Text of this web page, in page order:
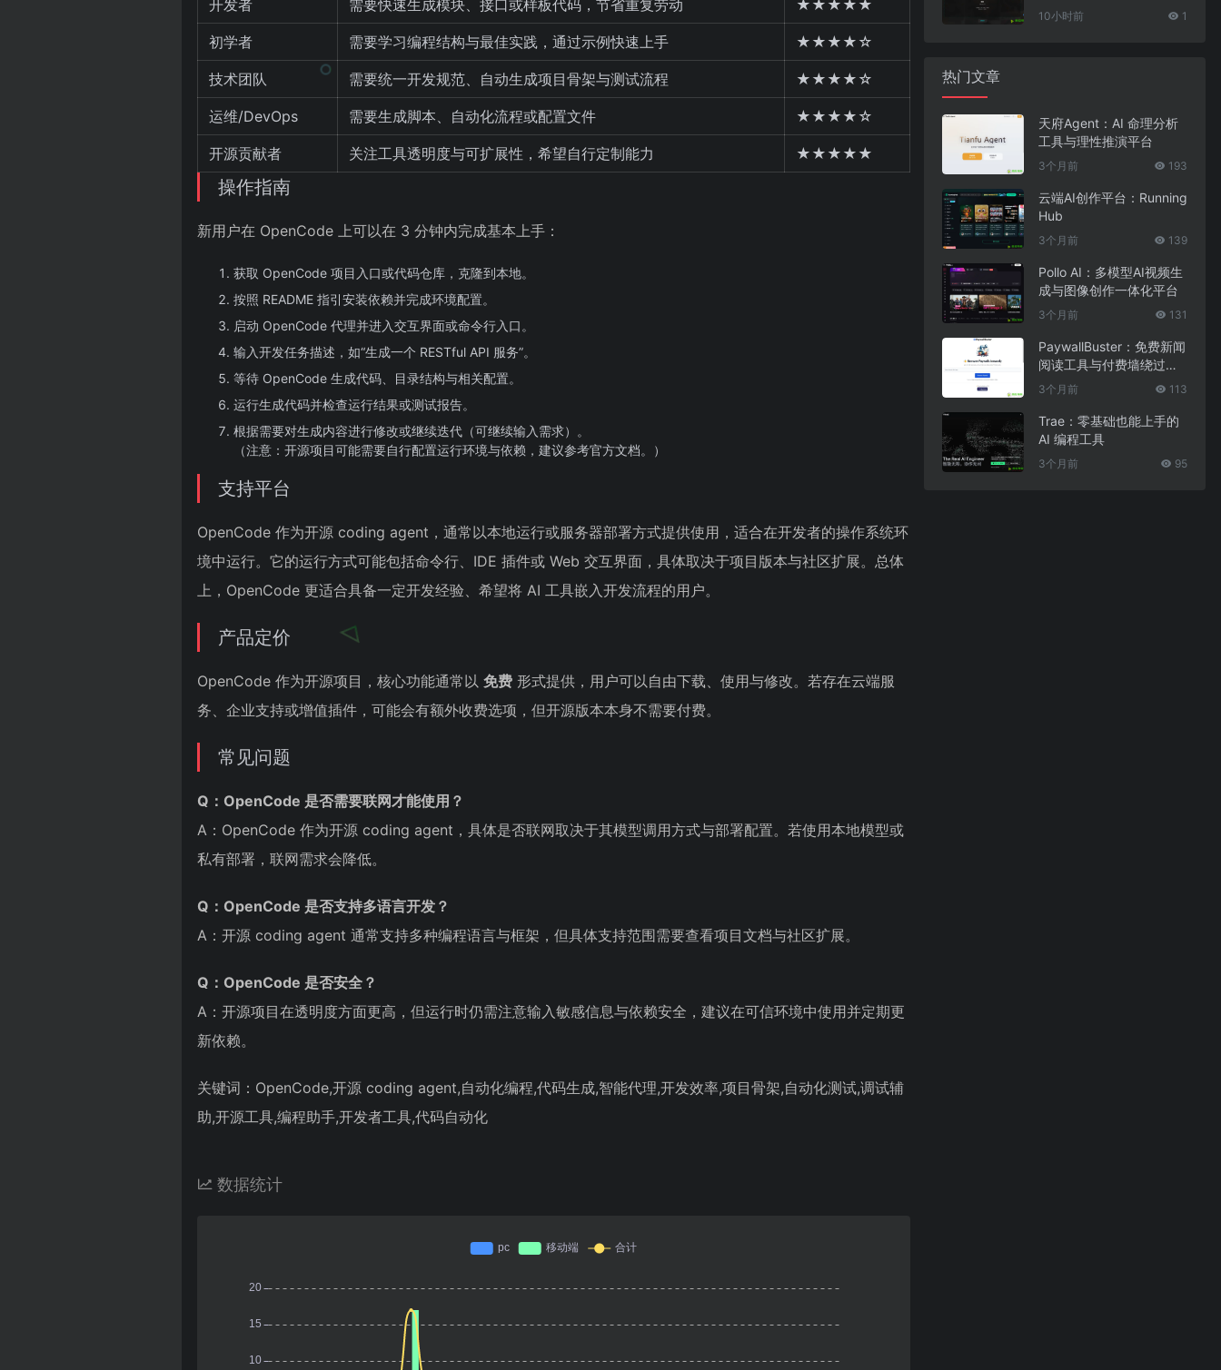
开发者 需要快速生成模块、接口或样板代码，节省重复劳动 ★★★★★
初学者 需要学习编程结构与最佳实践，通过示例快速上手 ★★★★☆
技术团队 需要统一开发规范、自动生成项目骨架与测试流程 ★★★★☆
运维/DevOps 需要生成脚本、自动化流程或配置文件 ★★★★☆
开源贡献者 关注工具透明度与可扩展性，希望自行定制能力 ★★★★★
操作指南
新用户在 OpenCode 上可以在 3 分钟内完成基本上手：
获取 OpenCode 项目入口或代码仓库，克隆到本地。
按照 README 指引安装依赖并完成环境配置。
启动 OpenCode 代理并进入交互界面或命令行入口。
输入开发任务描述，如“生成一个 RESTful API 服务”。
等待 OpenCode 生成代码、目录结构与相关配置。
运行生成代码并检查运行结果或测试报告。
根据需要对生成内容进行修改或继续迭代（可继续输入需求）。
（注意：开源项目可能需要自行配置运行环境与依赖，建议参考官方文档。）
支持平台
OpenCode 作为开源 coding agent，通常以本地运行或服务器部署方式提供使用，适合在开发者的操作系统环
境中运行。它的运行方式可能包括命令行、IDE 插件或 Web 交互界面，具体取决于项目版本与社区扩展。总体
上，OpenCode 更适合具备一定开发经验、希望将 AI 工具嵌入开发流程的用户。
产品定价
OpenCode 作为开源项目，核心功能通常以 免费 形式提供，用户可以自由下载、使用与修改。若存在云端服
务、企业支持或增值插件，可能会有额外收费选项，但开源版本本身不需要付费。
常见问题
Q：OpenCode 是否需要联网才能使用？
A：OpenCode 作为开源 coding agent，具体是否联网取决于其模型调用方式与部署配置。若使用本地模型或
私有部署，联网需求会降低。
Q：OpenCode 是否支持多语言开发？
A：开源 coding agent 通常支持多种编程语言与框架，但具体支持范围需要查看项目文档与社区扩展。
Q：OpenCode 是否安全？
A：开源项目在透明度方面更高，但运行时仍需注意输入敏感信息与依赖安全，建议在可信环境中使用并定期更
新依赖。
关键词：OpenCode,开源 coding agent,自动化编程,代码生成,智能代理,开发效率,项目骨架,自动化测试,调试辅
助,开源工具,编程助手,开发者工具,代码自动化
数据统计
10小时前 1
热门文章
天府Agent：AI 命理分析
工具与理性推演平台
3个月前 193
云端AI创作平台：Running
Hub
3个月前 139
Pollo AI：多模型AI视频生
成与图像创作一体化平台
3个月前 131
PaywallBuster：免费新闻
阅读工具与付费墙绕过助
手
3个月前 113
Trae：零基础也能上手的
AI 编程工具
3个月前 95